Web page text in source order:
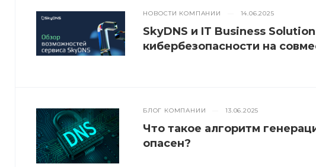
НОВОСТИ КОМПАНИИ 14.06.2025
SkyDNS и IT Business
кибербезопасности на
БЛОГ КОМПАНИИ 13.06.2025
Что такое алгоритм
опасен?